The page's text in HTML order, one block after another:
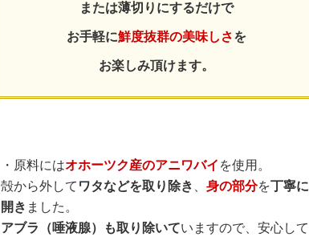
または薄切りにするだけで
お手軽に鮮度抜群の美味しさを
お楽しみ頂けます。
・原料にはオホーツク産のアニワバイ を使用。
殻から外して ワタなどを取り除き 身の部分を丁寧に
開き ました。
アブラ（唾液腺）も取り除いていますので、安心して